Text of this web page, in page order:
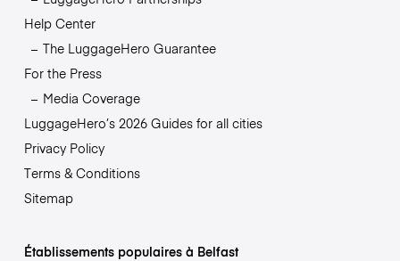
Help Center
The LuggageHero Guarantee
For the Press
Media Coverage
LuggageHero’s 2026 Guides for all cities
Privacy Policy
Terms & Conditions
Sitemap
Établissements populaires à Belfast